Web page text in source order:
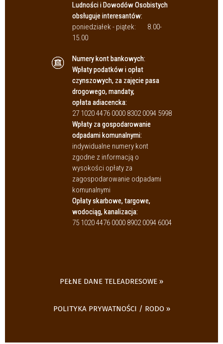
Ludności i Dowodów Osobistych
obsługuje interesantów:
poniedziałek - piątek:
8.00-
15.00
Numery kont bankowych:
Wpłaty podatków i opłat
czynszowych, za zajęcie pasa
drogowego, mandaty,
opłata adiacencka:
27 1020 4476 0000 8302 0094 5998
Wpłaty za gospodarowanie
odpadami komunalnymi:
indywidualne numery kont
zgodne z informacją o
wysokości opłaty za
zagospodarowanie odpadami
komunalnymi
Opłaty skarbowe, targowe,
wodociąg, kanalizacja:
75 1020 4476 0000 8902 0094 6004
PEŁNE DANE TELEADRESOWE
POLITYKA PRYWATNOŚCI / RODO